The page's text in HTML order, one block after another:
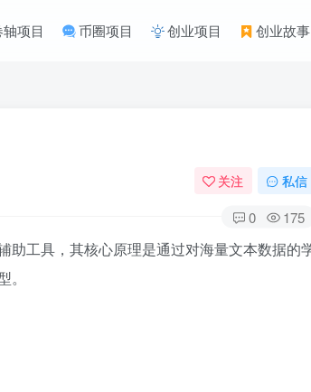
项目 币圈项目 创业项目 创业故事
关注 私信
0 175
助工具，其核心原理是通过对海量文本数据的